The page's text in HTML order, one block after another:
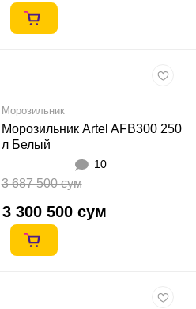
Морозильник
Морозильник Artel AFB300 250
л Белый
10
3 687 500 сум
3 300 500 сум